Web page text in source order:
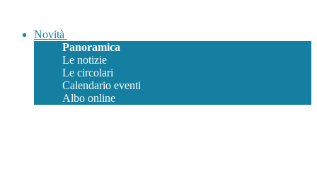
Novità
Panoramica
Le notizie
Le circolari
Calendario eventi
Albo online